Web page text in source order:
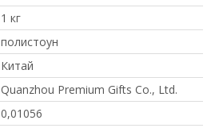
1 кг
полистоун
Китай
Quanzhou Premium Gifts Co., Ltd.
0,01056